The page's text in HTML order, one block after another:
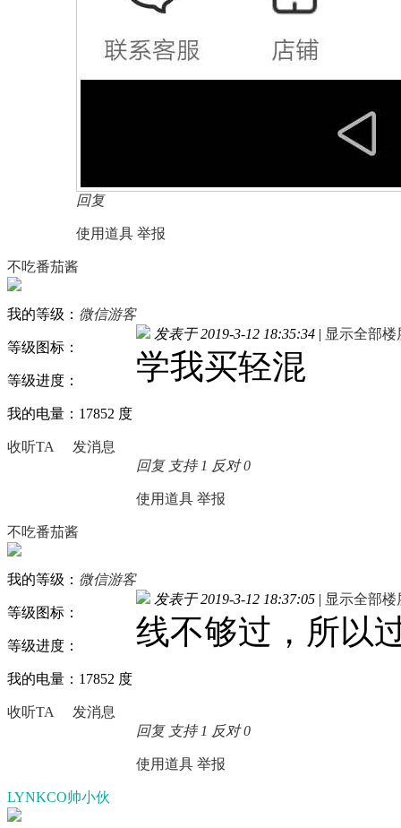
回复
使用道具 举报
不吃番茄酱
我的等级： 微信游客
等级图标：
等级进度：
我的电量：17852 度
收听TA 发消息
发表于 2019-3-12 18:35:34 | 显示全部楼
学我买轻混
回复 支持 1 反对0
使用道具 举报
不吃番茄酱
我的等级： 微信游客
等级图标：
等级进度：
我的电量：17852 度
收听TA 发消息
发表于 2019-3-12 18:37:05 | 显示全部楼
线不够过，所以
回复 支持 1 反对0
使用道具 举报
LYNKCO帅小伙